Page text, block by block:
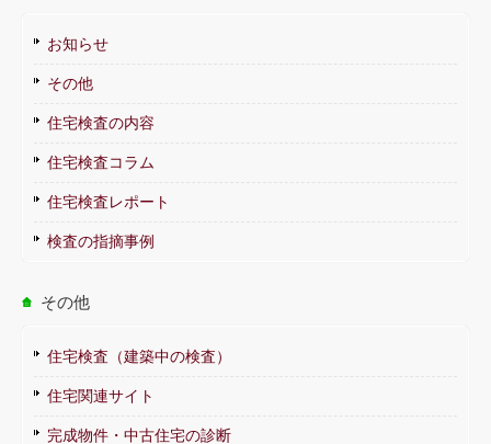
お知らせ
その他
住宅検査の内容
住宅検査コラム
住宅検査レポート
検査の指摘事例
その他
住宅検査（建築中の検査）
住宅関連サイト
完成物件・中古住宅の診断